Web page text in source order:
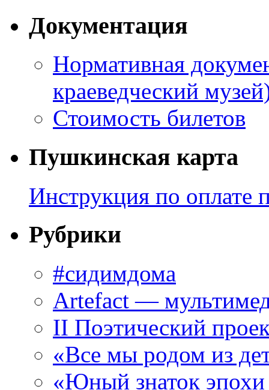
Документация
Нормативная
краеведческий
Стоимость билетов
Пушкинская карта
Инструкция по оплате
Рубрики
#сидимдома
Artefact —
II Поэтический
«Все мы родом из
«Юный знаток